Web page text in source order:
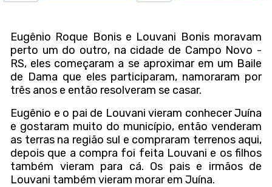
Eugênio Roque Bonis e Louvani Bonis moravam
perto um do outro, na cidade de Campo Novo -
RS, eles começaram a se aproximar em um Baile
de Dama que eles participaram, namoraram por
três anos e então resolveram se casar.
Eugênio e o pai de Louvani vieram conhecer Juína
e gostaram muito do município, então venderam
as terras na região sul e compraram terrenos aqui,
depois que a compra foi feita Louvani e os filhos
também vieram para cá. Os pais e irmãos de
Louvani também vieram morar em Juína.